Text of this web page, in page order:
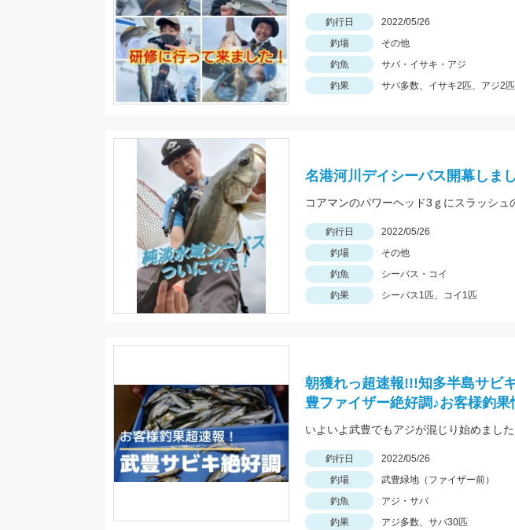
釣行日 2022/05/26
釣場
その他
釣魚
サバ・イサキ・アジ
釣果
サバ多数、イサキ2匹、アジ2匹
名港河川デイシーバス開幕しま
釣行日 2022/05/26
釣場
その他
釣魚
シーバス・コイ
釣果
シーバス1匹、コイ1匹
朝獲れっ超速報!!!知多半島サビ
豊ファイザー絶好調♪お客様釣
いよいよ武豊でもアジが混じり始めました
釣行日 2022/05/26
釣場
武豊緑地（ファイザー前）
釣魚
アジ・サバ
釣果
アジ多数、サバ30匹